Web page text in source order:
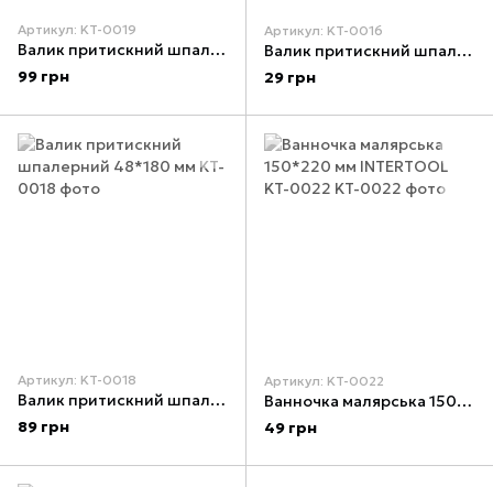
Артикул: KT-0019
Валик притискний шпалерний 48*250 мм
99 грн
Артикул: KT-0016
Валик притискний шпалерний 40*50 мм
29 грн
Артикул: KT-0018
Валик притискний шпалерний 48*180 мм
89 грн
Артикул: KT-0022
Ванночка малярська 150*220 мм INTERTOOL KT-0022
49 грн